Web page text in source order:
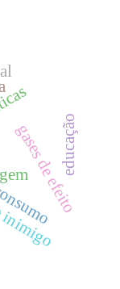
gases de efeito
educação